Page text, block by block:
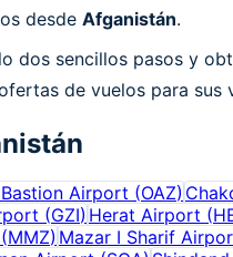
desde Afganistán.
dos sencillos pasos y
de vuelos para sus
Airport (OAZ)
(GZI) Herat Airport (
(MMZ) Mazar I Sharif